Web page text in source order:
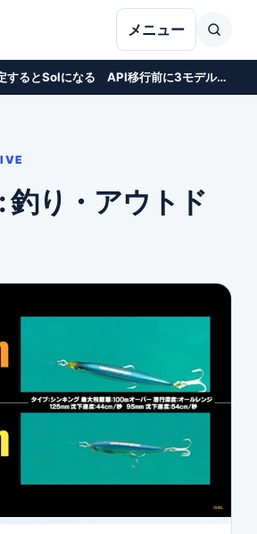
メニュー
「gpt-5.6」を指定するとSolになる API移行前に3モデルの料金を比べる
釣り・アウトド